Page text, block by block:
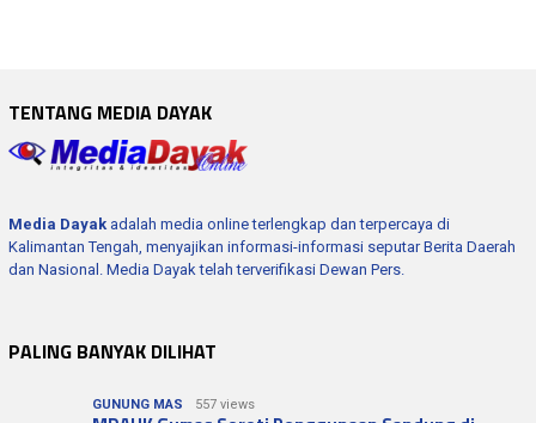
TENTANG MEDIA DAYAK
Media Dayak adalah media online terlengkap dan terpercaya di
Kalimantan Tengah, menyajikan informasi-informasi seputar Berita Daerah
dan Nasional. Media Dayak telah terverifikasi Dewan Pers.
PALING BANYAK DILIHAT
GUNUNG MAS 557 views